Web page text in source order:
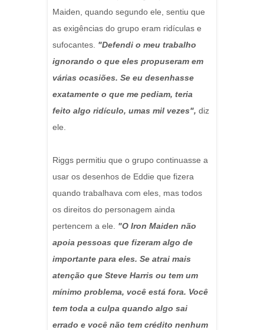
Maiden, quando segundo ele, sentiu que
as exigências do grupo eram ridículas e
sufocantes. "Defendi o meu trabalho
ignorando o que eles propuseram em
várias ocasiões. Se eu desenhasse
exatamente o que me pediam, teria
feito algo ridículo, umas mil vezes", diz
ele.
Riggs permitiu que o grupo continuasse a
usar os desenhos de Eddie que fizera
quando trabalhava com eles, mas todos
os direitos do personagem ainda
pertencem a ele. "O Iron Maiden não
apoia pessoas que fizeram algo de
importante para eles. Se atrai mais
atenção que Steve Harris ou tem um
mínimo problema, você está fora. Você
tem toda a culpa quando algo sai
errado e você não tem crédito nenhum